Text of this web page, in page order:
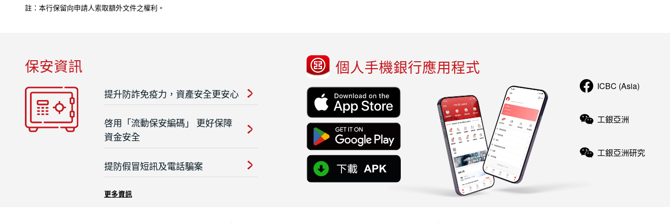
註：本行保留向申請人索取額外文件之權利。
保安資訊
提升防詐免疫力，資產安全更安心
啓用「流動保安編碼」 更好保障
資金安全
提防假冒短訊及電話騙案
更多資訊
個人手機銀行應用程式
ICBC (Asia)
工銀亞洲
工銀亞洲研究